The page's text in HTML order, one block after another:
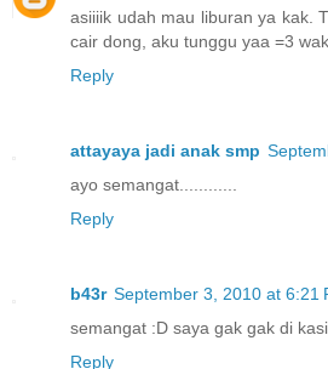
asiiiik udah mau liburan ya kak.
cair dong, aku tunggu yaa =3
Reply
attayaya jadi anak smp
ayo semangat............
Reply
b43r September 3, 2010 at 6:21
semangat :D saya gak gak di
Reply